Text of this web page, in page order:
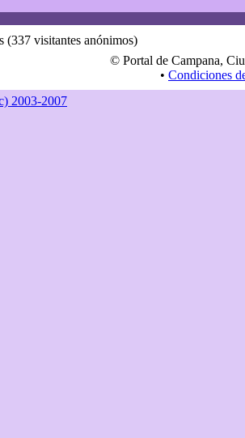
(337 visitantes anónimos)
© Portal de Campana,
• Condiciones
2003-2007